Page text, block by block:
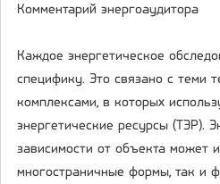
Комментарий энергоаудитора
Каждое энергетическое
специфику. Это связано с теми
комплексами, в которых
энергетические ресурсы (ТЭР).
зависимости от объекта может
многостраничные формы, так и